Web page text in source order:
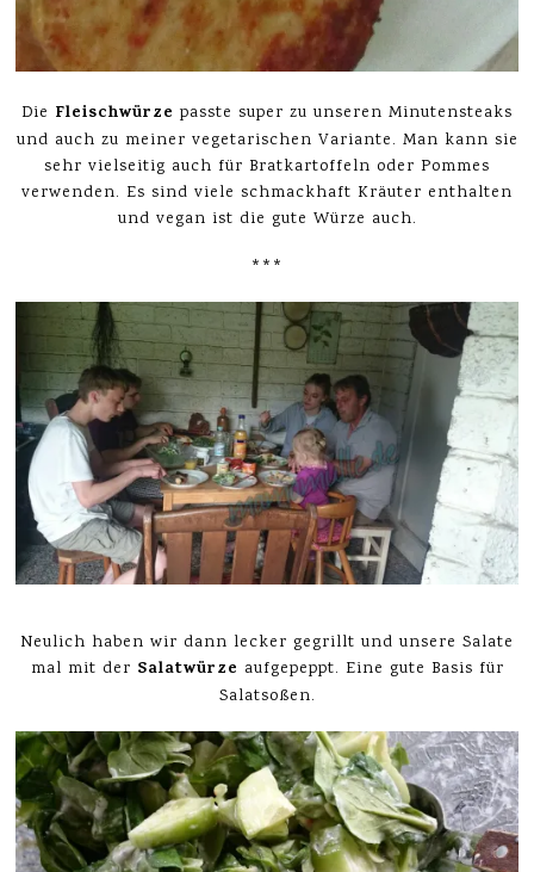
Die Fleischwürze passte super zu unseren Minutensteaks
und auch zu meiner vegetarischen Variante. Man kann sie
sehr vielseitig auch für Bratkartoffeln oder Pommes
verwenden. Es sind viele schmackhaft Kräuter enthalten
und vegan ist die gute Würze auch.
***
Neulich haben wir dann lecker gegrillt und unsere Salate
mal mit der Salatwürze aufgepeppt. Eine gute Basis für
Salatsoßen.